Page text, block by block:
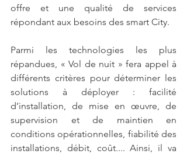
offre et une qualité de services
répondant aux besoins des smart City.
Parmi les technologies les plus
répandues, « Vol de nuit » fera appel à
différents critères pour déterminer les
solutions à déployer : facilité
d’installation, de mise en œuvre, de
supervision et de maintien en
conditions opérationnelles, fiabilité des
installations, débit, coût.... Ainsi, il va